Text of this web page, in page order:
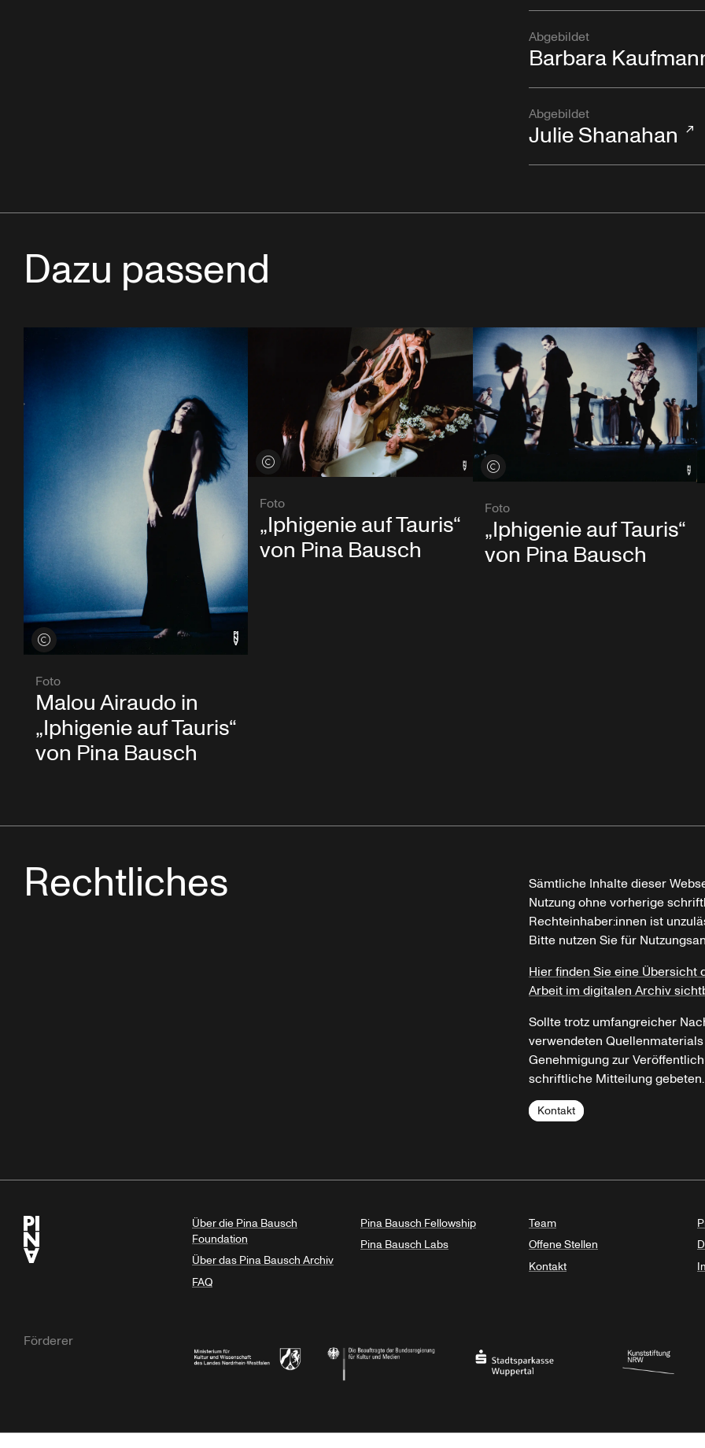
Abgebildet
Barbara
Abgebildet
Julie Shanahan
Dazu passend
Credits öffnen
Foto
Malou Airaudo in
„Iphigenie auf Tauris“
von Pina Bausch
Credits öffnen
Foto
„Iphigenie auf Tauris“
von Pina Bausch
Credits öffnen
Foto
„Iphigenie auf Tauris“
von Pina Bausch
Rechtliches
Sämtliche Inhalte dieser
Nutzung ohne vorherige
Rechteinhaber:innen ist
Bitte nutzen Sie für
Hier finden Sie eine Übersicht
Arbeit im digitalen Archiv
Sollte trotz umfangreicher
verwendeten
Genehmigung zur
schriftliche Mitteilung gebeten.
Kontakt
Über die Pina Bausch
Foundation
Über das Pina Bausch Archiv
FAQ
Pina Bausch Fellowship
Pina Bausch Labs
Team
Offene Stellen
Kontakt
Förderer